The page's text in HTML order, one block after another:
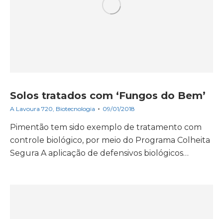
Solos tratados com ‘Fungos do Bem’
A Lavoura 720, Biotecnologia 09/01/2018
Pimentão tem sido exemplo de tratamento com
controle biológico, por meio do Programa Colheita
Segura A aplicação de defensivos biológicos…